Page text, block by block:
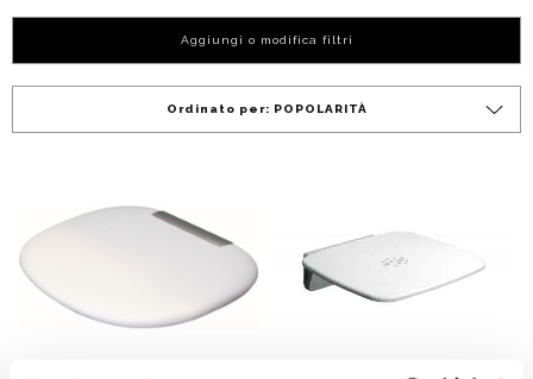
Aggiungi o modifica filtri
Ordinato per: POPOLARITÀ